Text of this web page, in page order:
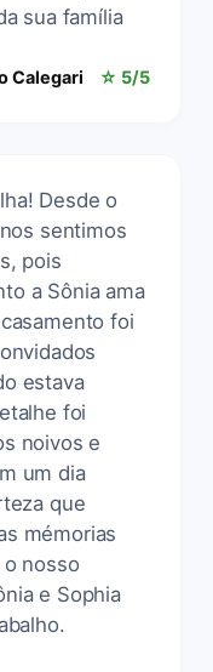
sua família
Calegari ☆ 5/5
Desde o
sentimos
pois
a Sônia ama
foi
estava
foi
noivos e
um dia
que
mémorias
nosso
e Sophia